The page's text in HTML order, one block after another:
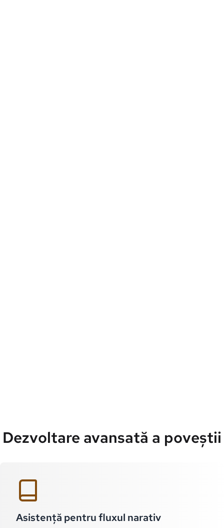
Dezvoltare avansată a poveștii
Asistență pentru fluxul narativ